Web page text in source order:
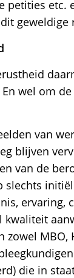
petities etc.
geweldige
wel om
van
blijven
van de
slechts
ervaring,
kwaliteit
zowel MBO,
die in